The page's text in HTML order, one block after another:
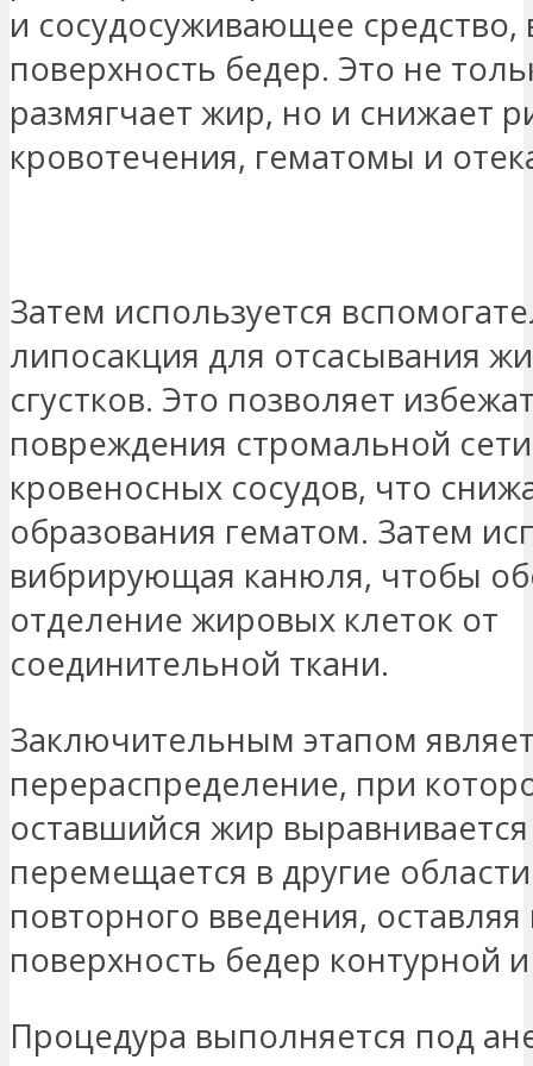
и сосудосуживающее
поверхность бедер. Это не
размягчает жир, но и снижает
кровотечения, гематомы и
Затем используется
липосакция для отсасывания
сгустков. Это позволяет
повреждения стромальной
кровеносных сосудов, что
образования гематом. Затем
вибрирующая канюля, чтобы
отделение жировых клеток от
соединительной ткани.
Заключительным этапом
перераспределение, при
оставшийся жир
перемещается в другие
повторного введения,
поверхность бедер контурной
Процедура выполняется под